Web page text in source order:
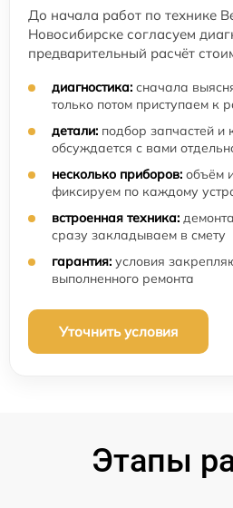
До начала работ по технике
Новосибирске согласуем
предварительный расчёт
диагностика: сначала
только потом приступаем к
детали: подбор запчастей и
обсуждается с вами
несколько приборов: объём
фиксируем по каждому
встроенная техника:
сразу закладываем в смету
гарантия: условия
выполненного ремонта
Уточнить условия
Этапы